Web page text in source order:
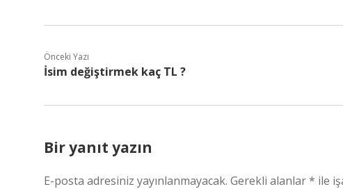
Önceki Yazı
İsim değiştirmek kaç TL ?
Bir yanıt yazın
E-posta adresiniz yayınlanmayacak. Gerekli alanlar* ile